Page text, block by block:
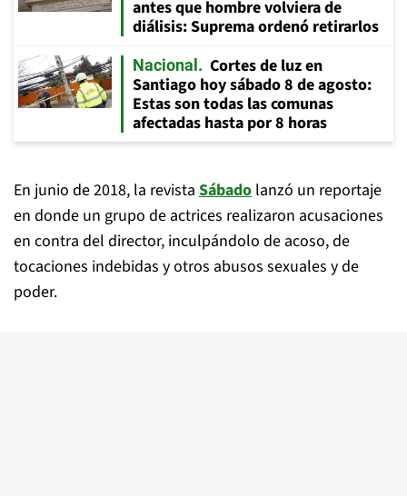
antes que hombre volviera de
diálisis: Suprema ordenó retirarlos
Nacional
Cortes de luz en
Santiago hoy sábado 8 de agosto:
Estas son todas las comunas
afectadas hasta por 8 horas
En junio de 2018, la revista Sábado lanzó un reportaje
en donde un grupo de actrices realizaron acusaciones
en contra del director, inculpándolo de acoso, de
tocaciones indebidas y otros abusos sexuales y de
poder.